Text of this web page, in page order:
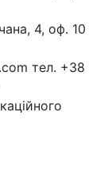
4, оф. 10
тел. +38